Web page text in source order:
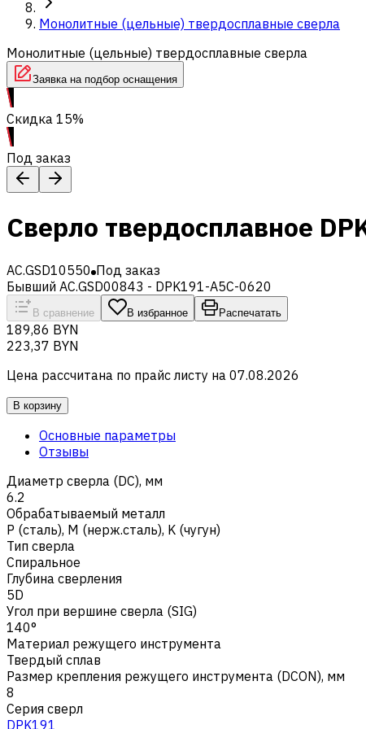
Монолитные (цельные) твердосплавные сверла
Монолитные (цельные) твердосплавные сверла
Заявка на подбор оснащения
Скидка 15%
Под заказ
Сверло твердосплавное
AC.GSD10550 Под заказ
Бывший AC.GSD00843 - DPK191-A5C-0620
В сравнение В избранное Распечатать
189,86 BYN
223,37 BYN
Цена рассчитана по прайс листу на 07.08.2026
В корзину
Основные параметры
Отзывы
Диаметр сверла (DC), мм
6.2
Обрабатываемый металл
Р (сталь), M (нерж.сталь), K (чугун)
Тип сверла
Спиральное
Глубина сверления
5D
Угол при вершине сверла (SIG)
140°
Материал режущего инструмента
Твердый сплав
Размер крепления режущего инструмента (DCON), мм
8
Серия сверл
DPK191